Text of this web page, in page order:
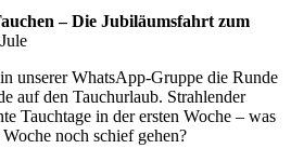
– Die Jubiläumsfahrt zum
unserer WhatsApp-Gruppe die Runde
auf den Tauchurlaub. Strahlender
Tauchtage in der ersten Woche – was
noch schief gehen?